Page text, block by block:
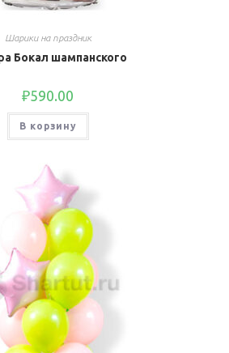
Шарики на праздник
Бокал шампанского
₽590.00
В корзину